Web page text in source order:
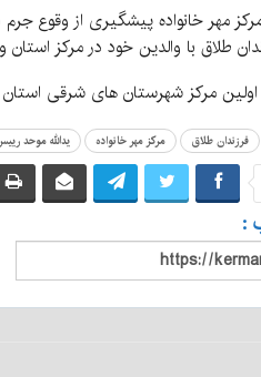
مهر خانواده پیشگیری از وقوع
طلاق با والدین خود در مرکز
اولین مرکز شهرستان های شرقی
فرزندان طلاق مرکز مهر خانواده یدالله موحد
: